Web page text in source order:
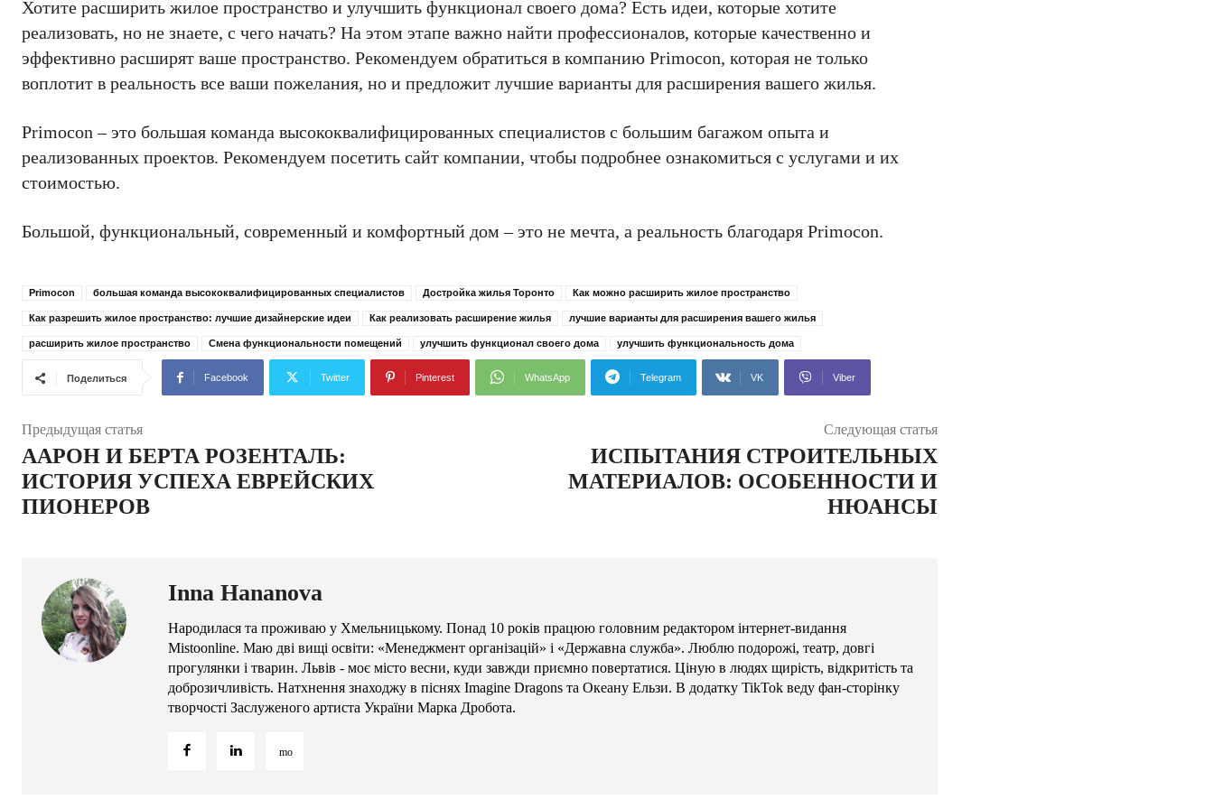
Хотите расширить жилое пространство и улучшить функционал своего дома? Есть идеи, которые хотите
реализовать, но не знаете, с чего начать? На этом этапе важно найти профессионалов, которые качественно и
эффективно расширят ваше пространство. Рекомендуем обратиться в компанию Primocon, которая не только
воплотит в реальность все ваши пожелания, но и предложит лучшие варианты для расширения вашего жилья.
Primocon – это большая команда высококвалифицированных специалистов с большим багажом опыта и
реализованных проектов. Рекомендуем посетить сайт компании, чтобы подробнее ознакомиться с услугами и их
стоимостью.
Большой, функциональный, современный и комфортный дом – это не мечта, а реальность благодаря Primocon.
Primocon большая команда высококвалифицированных специалистов Достройка жилья Торонто Как можно расширить жилое пространство
Как разрешить жилое пространство: лучшие дизайнерские идеи Как реализовать расширение жилья лучшие варианты для расширения вашего жилья
расширить жилое пространство Смена функциональности помещений улучшить функционал своего дома улучшить функциональность дома
Поделиться Facebook Twitter Pinterest WhatsApp Telegram VK Viber
Предыдущая статья
ААРОН И БЕРТА РОЗЕНТАЛЬ:
ИСТОРИЯ УСПЕХА ЕВРЕЙСКИХ
ПИОНЕРОВ
Следующая статья
ИСПЫТАНИЯ СТРОИТЕЛЬНЫХ
МАТЕРИАЛОВ: ОСОБЕННОСТИ И
НЮАНСЫ
Inna Hananova
Народилася та проживаю у Хмельницькому. Понад 10 років працюю головним редактором інтернет-видання
Mistoonline. Маю дві вищі освіти: «Менеджмент організацій» і «Державна служба». Люблю подорожі, театр, довгі
прогулянки і тварин. Львів - моє місто весни, куди завжди приємно повертатися. Ціную в людях щирість, відкритість та
доброзичливість. Натхнення знаходжу в піснях Imagine Dragons та Океану Ельзи. В додатку TikTok веду фан-сторінку
творчості Заслуженого артиста України Марка Дробота.